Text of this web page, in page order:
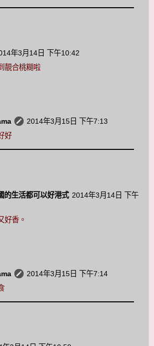
年3月14日 下午10:42
靚合桃糊啦
2014年3月15日 下午7:13
好
的生活都可以好港式 2014年3月14日 下午
好香。
2014年3月15日 下午7:14